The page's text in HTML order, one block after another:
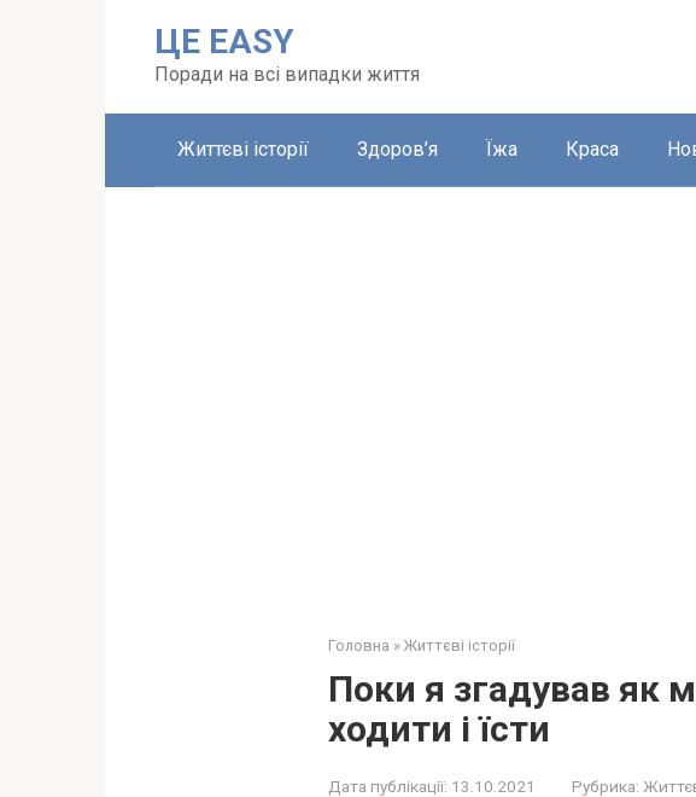
ЦЕ EASY
Поради на всі випадки життя
Життєві історії Здоров’я Їжа Краса
Головна » Життєві історії
Поки я згадував як
ходити і їсти
Дата публікації: 13.10.2021 Рубрика: